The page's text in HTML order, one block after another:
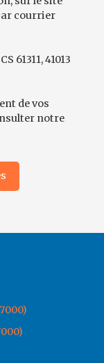
courrier
61311, 41013
de vos
notre